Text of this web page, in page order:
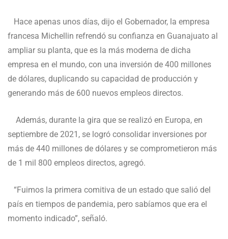
Hace apenas unos días, dijo el Gobernador, la empresa
francesa Michellin refrendó su confianza en Guanajuato al
ampliar su planta, que es la más moderna de dicha
empresa en el mundo, con una inversión de 400 millones
de dólares, duplicando su capacidad de producción y
generando más de 600 nuevos empleos directos.
Además, durante la gira que se realizó en Europa, en
septiembre de 2021, se logró consolidar inversiones por
más de 440 millones de dólares y se comprometieron más
de 1 mil 800 empleos directos, agregó.
“Fuimos la primera comitiva de un estado que salió del
país en tiempos de pandemia, pero sabíamos que era el
momento indicado”, señaló.